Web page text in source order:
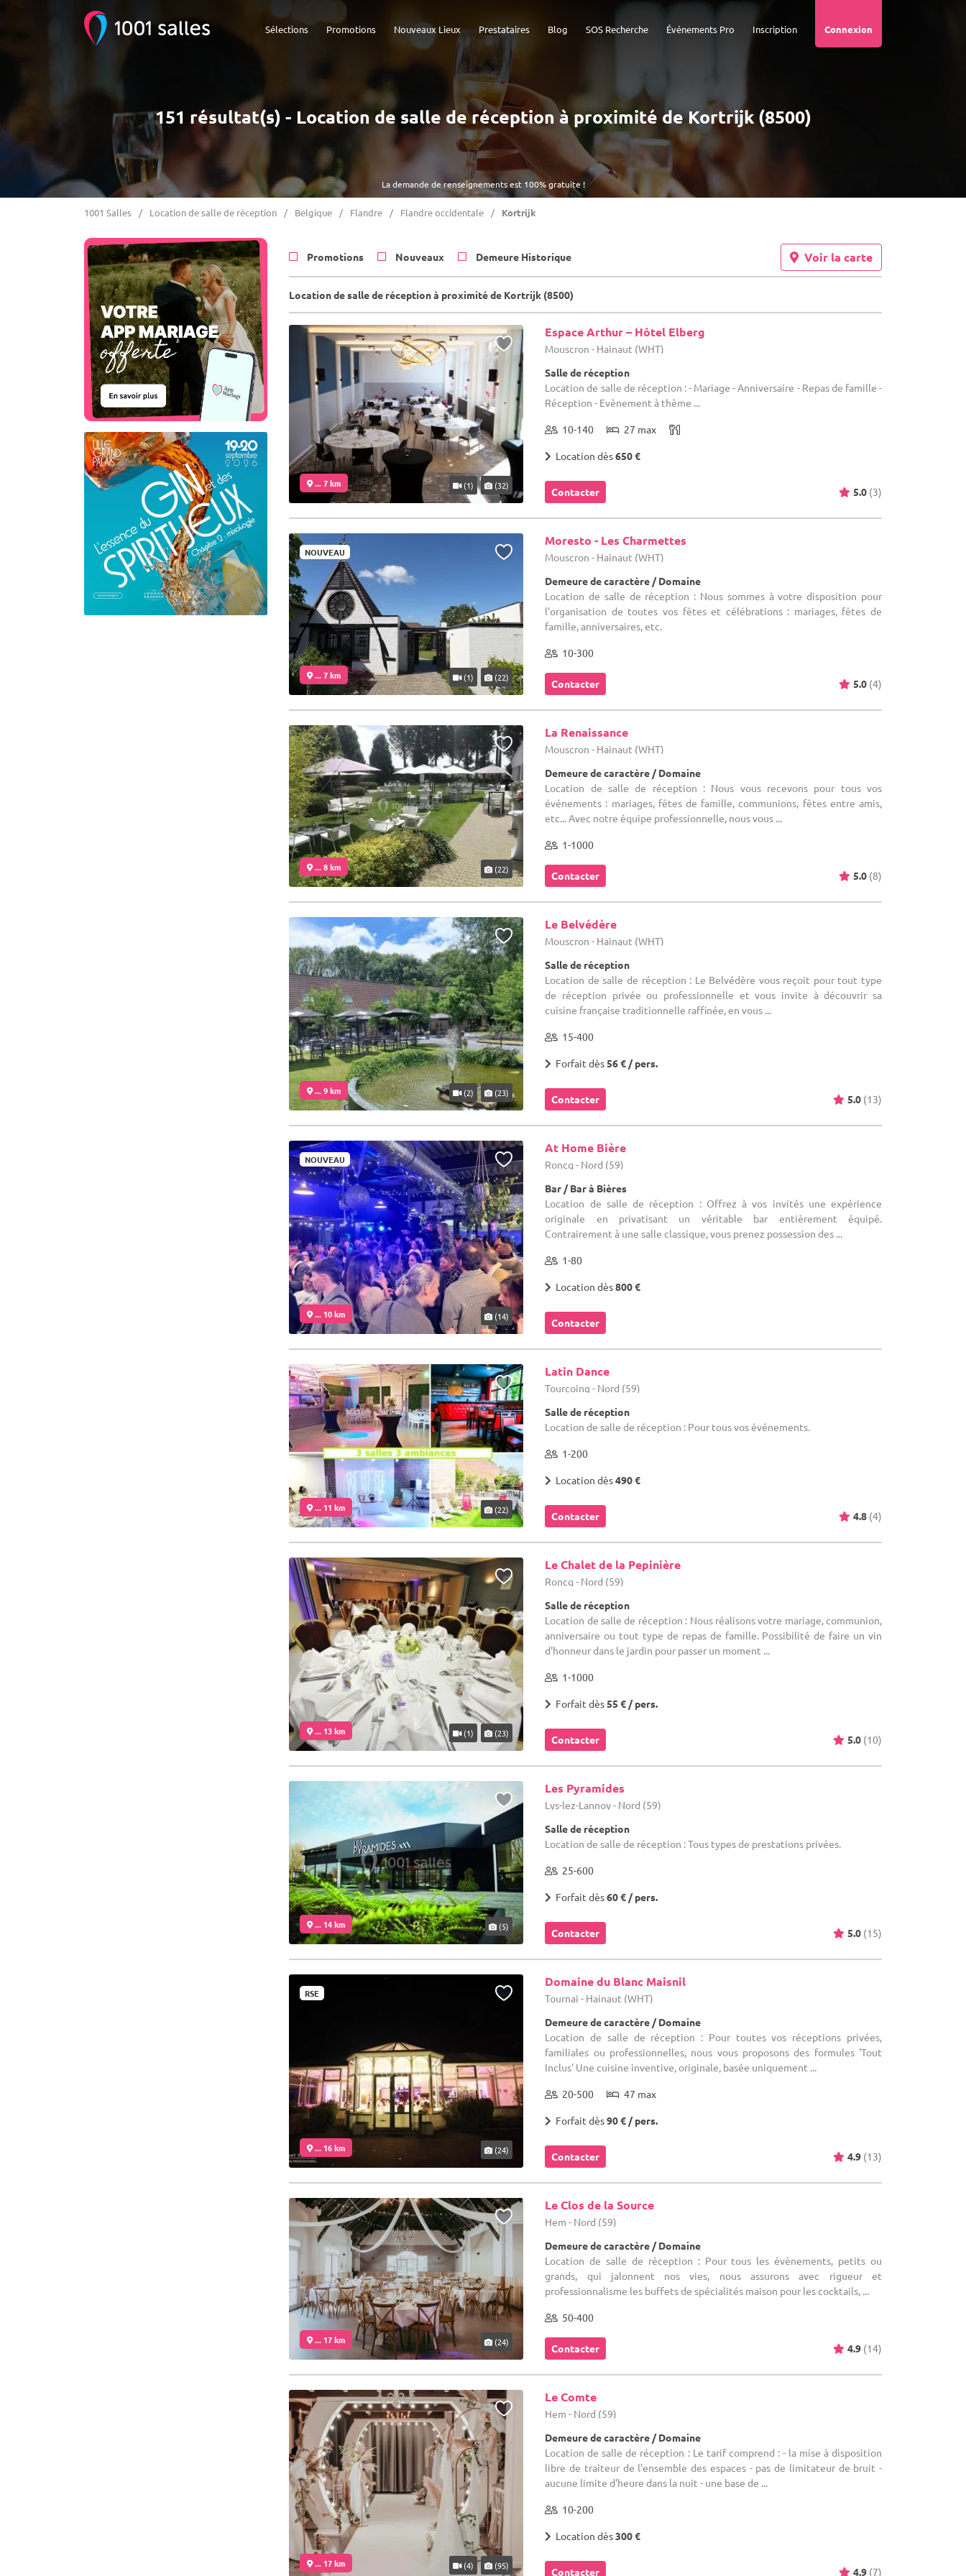
Connexion
Inscription
Événements Pro
SOS Recherche
Blog
Prestataires
Nouveaux Lieux
Promotions
Sélections
La demande de renseignements est 100% gratuite !
151 résultat(s) - Location de salle de réception à proximité de Kortrijk (8500)
1001 Salles Location de salle de réception Belgique Flandre Flandre occidentale Kortrijk
Promotions Nouveaux Demeure Historique Voir la carte
Location de salle de réception à proximité de Kortrijk (8500)
... 7 km (1) (32)
Espace Arthur – Hôtel Elberg
Mouscron - Hainaut (WHT)
Salle de réception
Location de salle de réception : - Mariage - Anniversaire - Repas de famille -
Réception - Evènement à thème ...
10-140 27 max
Location dès650 €
Contacter 5.0 (3)
NOUVEAU
... 7 km (1) (22)
Moresto - Les Charmettes
Mouscron - Hainaut (WHT)
Demeure de caractère / Domaine
Location de salle de réception : Nous sommes à votre disposition pour
l'organisation de toutes vos fêtes et célébrations : mariages, fêtes de
famille, anniversaires, etc.
10-300
Contacter 5.0 (4)
... 8 km (22)
La Renaissance
Mouscron - Hainaut (WHT)
Demeure de caractère / Domaine
Location de salle de réception : Nous vous recevons pour tous vos
événements : mariages, fêtes de famille, communions, fêtes entre amis,
etc... Avec notre équipe professionnelle, nous vous ...
1-1000
Contacter 5.0 (8)
... 9 km (2) (23)
Le Belvédère
Mouscron - Hainaut (WHT)
Salle de réception
Location de salle de réception : Le Belvédère vous reçoit pour tout type
de réception privée ou professionnelle et vous invite à découvrir sa
cuisine française traditionnelle raffinée, en vous ...
15-400
Forfait dès56 € / pers.
Contacter 5.0 (13)
NOUVEAU
... 10 km (14)
At Home Bière
Roncq - Nord (59)
Bar / Bar à Bières
Location de salle de réception : Offrez à vos invités une expérience
originale en privatisant un véritable bar entièrement équipé.
Contrairement à une salle classique, vous prenez possession des ...
1-80
Location dès800 €
Contacter
... 11 km (22)
Latin Dance
Tourcoing - Nord (59)
Salle de réception
Location de salle de réception : Pour tous vos événements.
1-200
Location dès490 €
Contacter 4.8 (4)
... 13 km (1) (23)
Le Chalet de la Pepinière
Roncq - Nord (59)
Salle de réception
Location de salle de réception : Nous réalisons votre mariage, communion,
anniversaire ou tout type de repas de famille. Possibilité de faire un vin
d'honneur dans le jardin pour passer un moment ...
1-1000
Forfait dès55 € / pers.
Contacter 5.0 (10)
... 14 km (5)
Les Pyramides
Lys-lez-Lannoy - Nord (59)
Salle de réception
Location de salle de réception : Tous types de prestations privées.
25-600
Forfait dès60 € / pers.
Contacter 5.0 (15)
RSE
... 16 km (24)
Domaine du Blanc Maisnil
Tournai - Hainaut (WHT)
Demeure de caractère / Domaine
Location de salle de réception : Pour toutes vos réceptions privées,
familiales ou professionnelles, nous vous proposons des formules 'Tout
Inclus' Une cuisine inventive, originale, basée uniquement ...
20-500 47 max
Forfait dès90 € / pers.
Contacter 4.9 (13)
... 17 km (24)
Le Clos de la Source
Hem - Nord (59)
Demeure de caractère / Domaine
Location de salle de réception : Pour tous les évènements, petits ou
grands, qui jalonnent nos vies, nous assurons avec rigueur et
professionnalisme les buffets de spécialités maison pour les cocktails, ...
50-400
Contacter 4.9 (14)
... 17 km (4) (95)
Le Comte
Hem - Nord (59)
Demeure de caractère / Domaine
Location de salle de réception : Le tarif comprend : - la mise à disposition
libre de traiteur de l'ensemble des espaces - pas de limitateur de bruit -
aucune limite d'heure dans la nuit - une base de ...
10-200
Location dès300 €
Contacter 4.9 (7)